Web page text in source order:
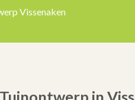
Vissenaken
in